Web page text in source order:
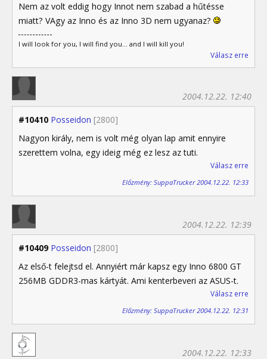
Nem az volt eddig hogy Innot nem szabad a hűtésse
miatt? VAgy az Inno és az Inno 3D nem ugyanaz?
I will look for you, I will find you... and I will kill you!
Válasz erre
#10410 Posseidon [2800]
2004.12.22. 12:40
Nagyon király, nem is volt még olyan lap amit ennyire
szerettem volna, egy ideig még ez lesz az tuti.
Válasz erre
Előzmény: SuppaTrucker 2004.12.22. 12:33
#10409 Posseidon [2800]
2004.12.22. 12:39
Az első-t felejtsd el. Annyiért már kapsz egy Inno 6800 GT
256MB GDDR3-mas kártyát. Ami kenterbeveri az ASUS-t.
Válasz erre
Előzmény: SuppaTrucker 2004.12.22. 12:31
2004.12.22. 12:33